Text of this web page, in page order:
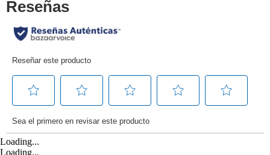
Loading...
Loading...